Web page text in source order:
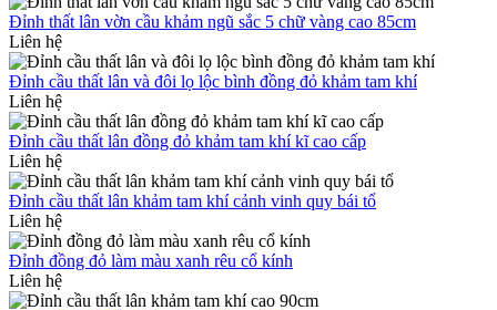
Đỉnh thất lân vờn cầu khảm ngũ sắc 5 chữ vàng cao 85cm
Liên hệ
Đỉnh cầu thất lân và đôi lọ lộc bình đồng đỏ khảm tam khí
Liên hệ
Đỉnh cầu thất lân đồng đỏ khảm tam khí kĩ cao cấp
Liên hệ
Đỉnh cầu thất lân khảm tam khí cảnh vinh quy bái tổ
Liên hệ
Đỉnh đồng đỏ làm màu xanh rêu cổ kính
Liên hệ